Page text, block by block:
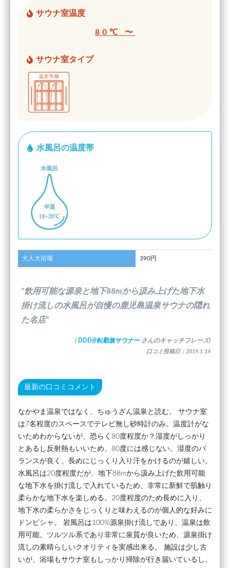
サウナ室温度
80℃ 〜
サウナ室タイプ
水風呂の温度帯
大人大浴場 390円
”飲用可能な源泉と地下88mから汲み上げた地下水
掛け流しの水風呂が自慢の鹿児島温泉サウナの隠れ
た名店”
( DDD@転勤族サウナー さんのキャッチフレーズ)
口コミ投稿日：2019.1.14
最新の口コミコメント
なかやま温泉ではなく、ちゅうざん温泉と読む。 サウナ室
は7名程度のスペースでテレビ無し砂時計のみ。温度計がな
いためわからないが、恐らく80度程度か？湿度がしっかり
とあるし反射熱もいいため、80度には感じない。湿度のバ
ランスが良く、長めにじっくり入り汗をかけるのが嬉しい。
水風呂は20度程度だが、地下88mから汲み上げた飲用可能
な地下水を掛け流しで入れているため、非常に新鮮で肌触り
柔らかな地下水を楽しめる。20度程度のため長めに入り、
地下水の柔らかさをじっくりと味わえるのが個人的な好みに
ドンピシャ。 岩風呂は100%源泉掛け流しであり、温泉は飲
用可能。ツルツル系であり非常に泉質が良いため、源泉掛け
流しの素晴らしいクオリティを実感出来る。 施設は少し古
いが、浴場もサウナ室もしっかり掃除が行き届いているし、